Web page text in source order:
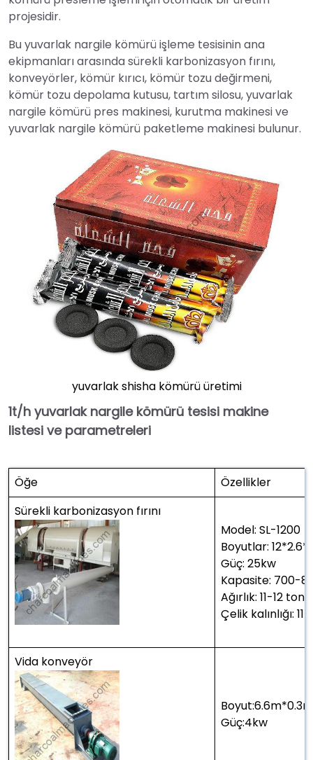
projesidir.
Bu yuvarlak nargile kömürü işleme tesisinin ana
ekipmanları arasında sürekli karbonizasyon fırını,
konveyörler, kömür kırıcı, kömür tozu değirmeni,
kömür tozu depolama kutusu, tartım silosu, yuvarlak
nargile kömürü pres makinesi, kurutma makinesi ve
yuvarlak nargile kömürü paketleme makinesi bulunur.
yuvarlak shisha kömürü üretimi
1t/h yuvarlak nargile kömürü tesisi makine
listesi ve parametreleri
Öğe
Özellikler
Sürekli karbonizasyon fırını
Model: SL-1200
Boyutlar:
Güç: 25kw
Kapasite: 700-
Ağırlık: 11-12 ton
Çelik kalınlığı:
Vida konveyör
Güç:4kw